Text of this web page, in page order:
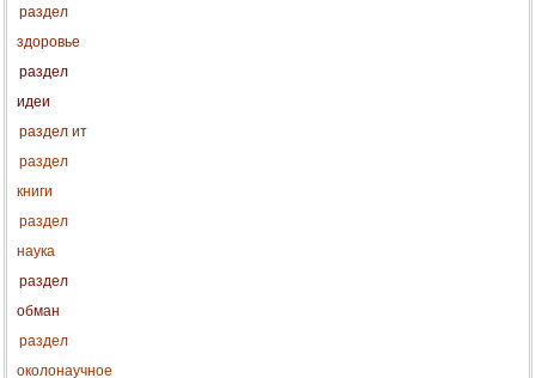
раздел
здоровье
раздел
идеи
раздел ит
раздел
книги
раздел
наука
раздел
обман
раздел
околонаучное